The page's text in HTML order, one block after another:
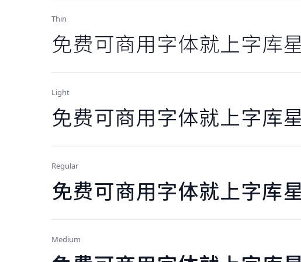
Thin
免费可商用字体就上字库
Light
免费可商用字体就上字库
Regular
免费可商用字体就上字库
Medium